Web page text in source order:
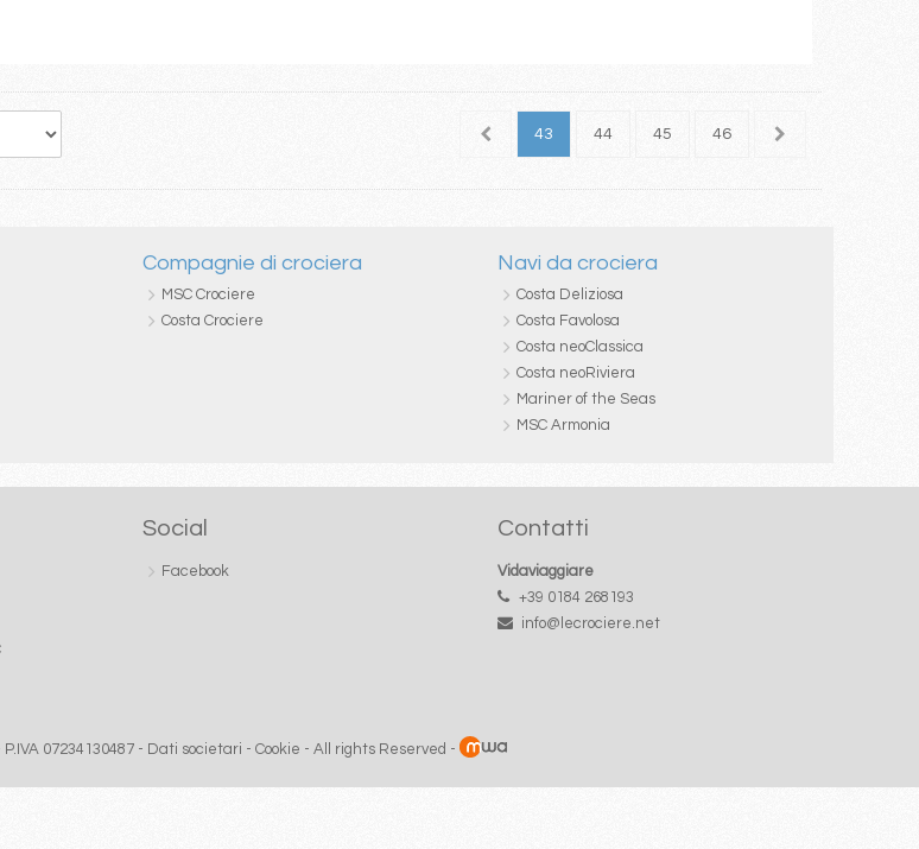
42 43 44 45 46 47
Compagnie di crociera
MSC Crociere
Costa Crociere
Navi da crociera
Costa Deliziosa
Costa Favolosa
Costa neoClassica
Costa neoRiviera
Mariner of the Seas
MSC Armonia
Social
Facebook
Contatti
Vidaviaggiare
+39 0184 268193
info@lecrociere.net
07234130487 - Dati societari - Cookie - All rights Reserved -